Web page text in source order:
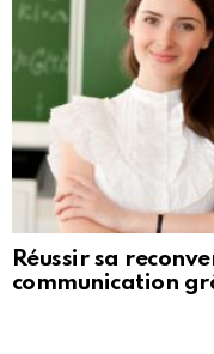
Réussir sa
communication